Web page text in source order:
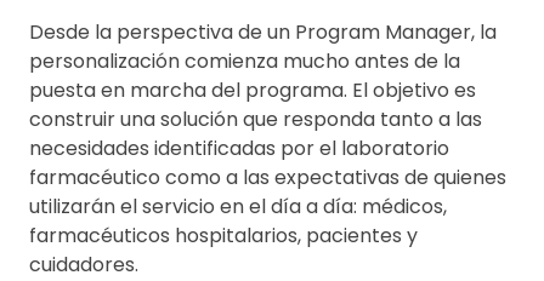
Desde la perspectiva de un Program Manager, la
personalización comienza mucho antes de la
puesta en marcha del programa. El objetivo es
construir una solución que responda tanto a las
necesidades identificadas por el laboratorio
farmacéutico como a las expectativas de quienes
utilizarán el servicio en el día a día: médicos,
farmacéuticos hospitalarios, pacientes y
cuidadores.